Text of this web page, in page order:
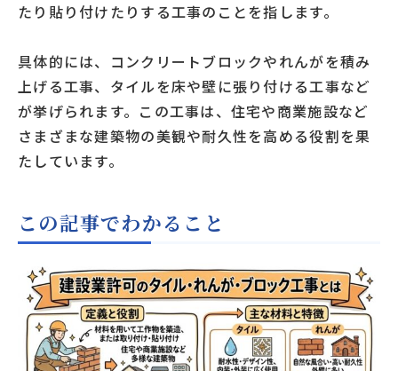
たり貼り付けたりする工事のことを指します。
具体的には、コンクリートブロックやれんがを積み
上げる工事、タイルを床や壁に張り付ける工事など
が挙げられます。この工事は、住宅や商業施設など
さまざまな建築物の美観や耐久性を高める役割を果
たしています。
この記事でわかること